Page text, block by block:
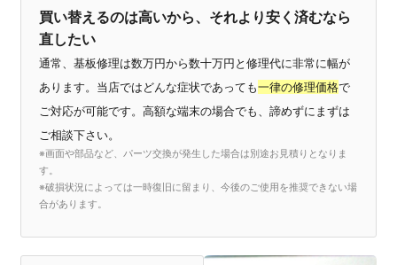
買い替えるのは高いから、それより安く済むなら
直したい
通常、基板修理は数万円から数十万円と修理代に非常に幅が
あります。当店ではどんな症状であっても一律の修理価格で
ご対応が可能です。高額な端末の場合でも、諦めずにまずは
ご相談下さい。
※画面や部品など、パーツ交換が発生した場合は別途お見積りとなりま
す。
※破損状況によっては一時復旧に留まり、今後のご使用を推奨できない場
合があります。